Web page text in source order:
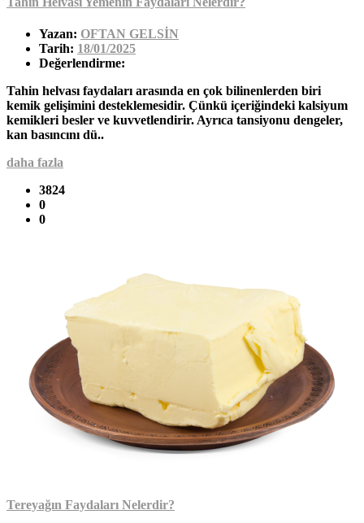
Yazan: OFTAN GELSİN
Tarih: 18/01/2025
Değerlendirme:
Tahin helvası faydaları arasında en çok bilinenlerden biri
kemik gelişimini desteklemesidir. Çünkü içeriğindeki kalsiyum
kemikleri besler ve kuvvetlendirir. Ayrıca tansiyonu dengeler,
kan basıncını dü..
daha fazla
3824
0
0
Tereyağın Faydaları Nelerdir?